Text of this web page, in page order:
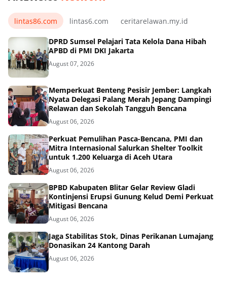
lintas86.com lintas6.com ceritarelawan.my.id
DPRD Sumsel Pelajari Tata Kelola Dana Hibah
APBD di PMI DKI Jakarta
August 07, 2026
Memperkuat Benteng Pesisir Jember: Langkah
Nyata Delegasi Palang Merah Jepang Dampingi
Relawan dan Sekolah Tangguh Bencana
August 06, 2026
Perkuat Pemulihan Pasca-Bencana, PMI dan
Mitra Internasional Salurkan Shelter Toolkit
untuk 1.200 Keluarga di Aceh Utara
August 06, 2026
BPBD Kabupaten Blitar Gelar Review Gladi
Kontinjensi Erupsi Gunung Kelud Demi Perkuat
Mitigasi Bencana
August 06, 2026
Jaga Stabilitas Stok, Dinas Perikanan Lumajang
Donasikan 24 Kantong Darah
August 06, 2026